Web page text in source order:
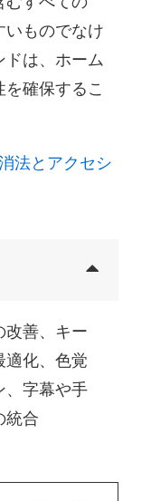
いものでなけ
ドは、ホーム
確保するこ
法とアクセシ
改善、キー
適化、色覚
、字幕や手
統合